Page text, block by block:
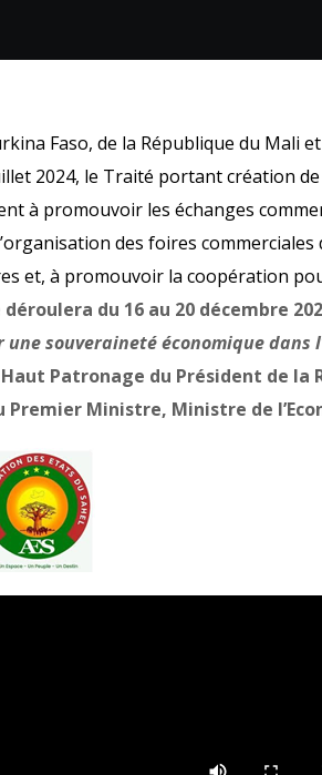
Faso, de la République du Mali
2024, le Traité portant création
à promouvoir les échanges
des foires
et, à promouvoir la coopération
du 16 au 20 décembre
souveraineté économique dans
Haut Patronage du Président de la
Ministre, Ministre de